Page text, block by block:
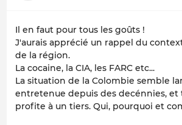
Il en faut pour tous les goûts !
J'aurais apprécié un rappel du
de la région.
La cocaine, la CIA, les FARC etc...
La situation de la Colombie semble
entretenue depuis des decénnies,
profite à un tiers. Qui, pourquoi et